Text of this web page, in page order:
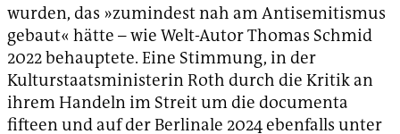
wurden, das »zumindest nah am Antisemitismus
gebaut« hätte – wie Welt-Autor Thomas Schmid
2022 behauptete. Eine Stimmung, in der
Kulturstaatsministerin Roth durch die Kritik an
ihrem Handeln im Streit um die documenta
fifteen und auf der Berlinale 2024 ebenfalls unter